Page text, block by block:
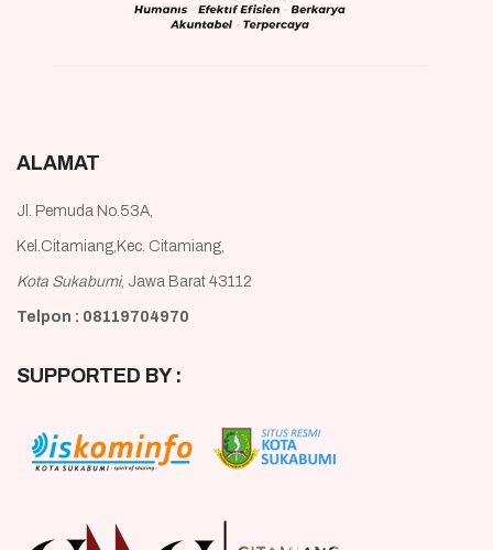
ALAMAT
Jl. Pemuda No.53A,
Kel.Citamiang,Kec. Citamiang,
Kota Sukabumi, Jawa Barat 43112
Telpon : 08119704970
SUPPORTED BY :